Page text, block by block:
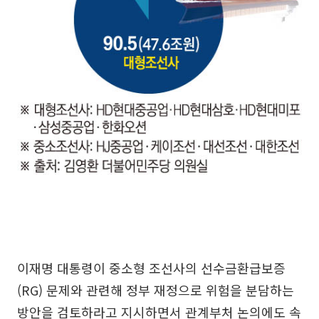
이재명 대통령이 중소형 조선사의 선수금환급보증
(RG) 문제와 관련해 정부 재정으로 위험을 분담하는
방안을 검토하라고 지시하면서 관계부처 논의에도 속